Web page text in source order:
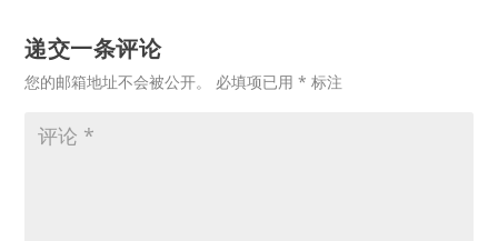
递交一条评论
您的邮箱地址不会被公开。 必填项已用* 标注